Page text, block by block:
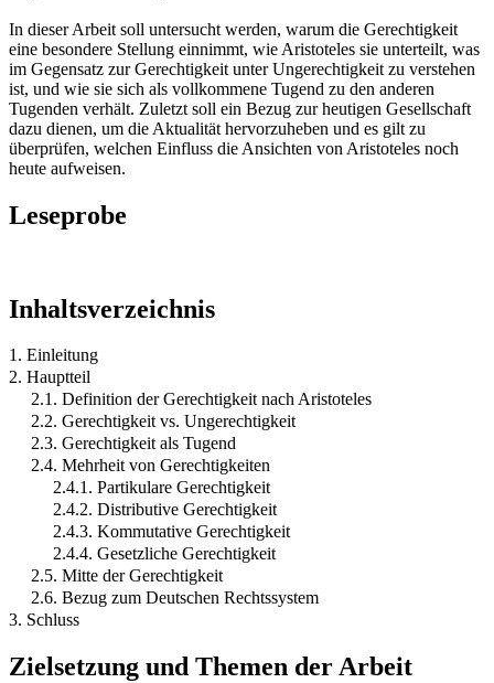
In dieser Arbeit soll untersucht werden, warum die Gerechtigkeit
eine besondere Stellung einnimmt, wie Aristoteles sie unterteilt, was
im Gegensatz zur Gerechtigkeit unter Ungerechtigkeit zu verstehen
ist, und wie sie sich als vollkommene Tugend zu den anderen
Tugenden verhält. Zuletzt soll ein Bezug zur heutigen Gesellschaft
dazu dienen, um die Aktualität hervorzuheben und es gilt zu
überprüfen, welchen Einfluss die Ansichten von Aristoteles noch
heute aufweisen.
Leseprobe
Inhaltsverzeichnis
1. Einleitung
2. Hauptteil
2.1. Definition der Gerechtigkeit nach Aristoteles
2.2. Gerechtigkeit vs. Ungerechtigkeit
2.3. Gerechtigkeit als Tugend
2.4. Mehrheit von Gerechtigkeiten
2.4.1. Partikulare Gerechtigkeit
2.4.2. Distributive Gerechtigkeit
2.4.3. Kommutative Gerechtigkeit
2.4.4. Gesetzliche Gerechtigkeit
2.5. Mitte der Gerechtigkeit
2.6. Bezug zum Deutschen Rechtssystem
3. Schluss
Zielsetzung und Themen der Arbeit